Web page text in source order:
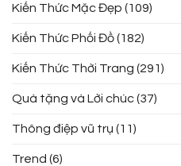
Kiến Thức Mặc Đẹp (109)
Kiến Thức Phối Đồ(182)
Kiến Thức Thời Trang (291)
Quà tặng và Lời chúc(37)
Thông điệp vũ trụ (11)
Trend (6)